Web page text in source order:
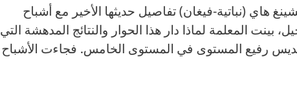
هاي (نباتية-فيغان) تفاصيل حديثها الأخير مع أشباح
5 يوليو 2026. في التسجيل، بينت المعلمة لماذا دار هذا الحوار والنتائج المدهشة التي
رفيع المستوى في المستوى الخامس. فجاءت الأشباح
محاولة انتحال شخصية ذلك القديس. فحذرتهم قائلةً: «إذا